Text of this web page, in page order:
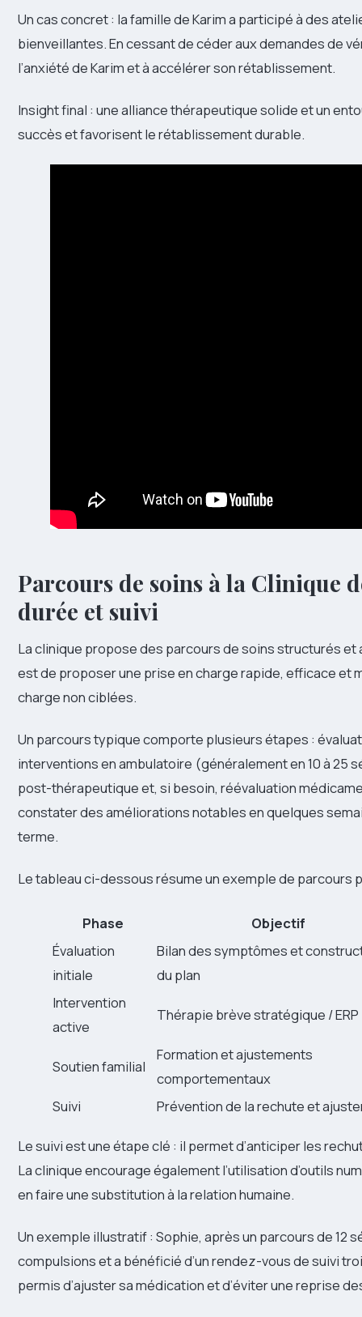
Un cas concret : la famille de Karim a participé à des
bienveillantes. En cessant de céder aux demandes de
l’anxiété de Karim et à accélérer son rétablissement.
Insight final : une alliance thérapeutique solide et un
succès et favorisent le rétablissement durable.
Parcours de soins à la Clinique
durée et suivi
La clinique propose des parcours de soins structurés et
est de proposer une prise en charge rapide, efficace et
charge non ciblées.
Un parcours typique comporte plusieurs étapes :
interventions en ambulatoire (généralement en 10 à 25
post-thérapeutique et, si besoin, réévaluation
constater des améliorations notables en quelques
terme.
Le tableau ci-dessous résume un exemple de parcours
Phase
Objectif
Évaluation
initiale
Bilan des symptômes et
du plan
Intervention
active
Thérapie brève stratégique / ERP
Soutien familial
Formation et ajustements
comportementaux
Suivi
Prévention de la rechute et
Le suivi est une étape clé : il permet d’anticiper les
La clinique encourage également l’utilisation d’outils
en faire une substitution à la relation humaine.
Un exemple illustratif : Sophie, après un parcours de 12
compulsions et a bénéficié d’un rendez-vous de suivi
permis d’ajuster sa médication et d’éviter une reprise